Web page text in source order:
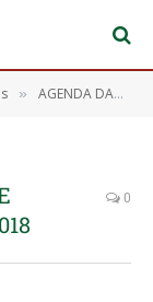
» AGENDA DA SESSÃO ORDINÁRIA DO PRIMEIRO PERÍODO LEGISLATIVO DA CÂMARA MUNICIPAL DE MOJU, REALIZADA NO DIA 23 DE FEVEREIRO DE 2018
0